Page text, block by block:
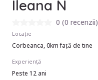
Ileana N
0 (0 recenzii)
Locație
Corbeanca, 0km față de tine
Experiență
Peste 12 ani